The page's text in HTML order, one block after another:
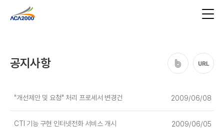
공지사항
"개선제안 및 요청" 처리 프로세서 변경건 2009/06/08
CTI 기능 구현 인터넷전화 서비스 개시 2009/06/05